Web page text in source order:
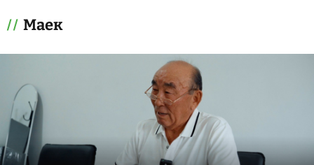
Маек